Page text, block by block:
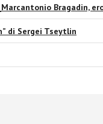
Bragadin,
di Sergei Tseytlin